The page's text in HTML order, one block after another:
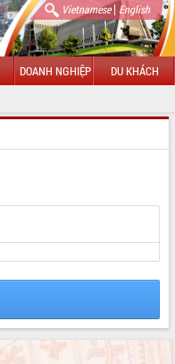
Vietnamese| English
DOANH NGHIỆP DU KHÁCH